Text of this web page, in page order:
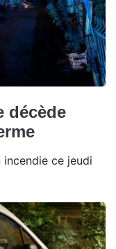
décède
incendie ce jeudi